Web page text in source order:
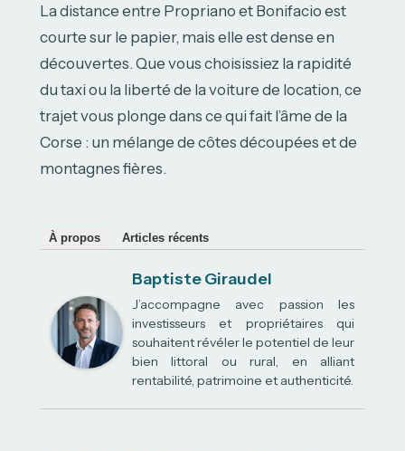
La distance entre Propriano et Bonifacio est
courte sur le papier, mais elle est dense en
découvertes. Que vous choisissiez la rapidité
du taxi ou la liberté de la voiture de location, ce
trajet vous plonge dans ce qui fait l’âme de la
Corse : un mélange de côtes découpées et de
montagnes fières.
À propos Articles récents
Baptiste Giraudel
J’accompagne avec passion les
investisseurs et propriétaires qui
souhaitent révéler le potentiel de leur
bien littoral ou rural, en alliant
rentabilité, patrimoine et authenticité.